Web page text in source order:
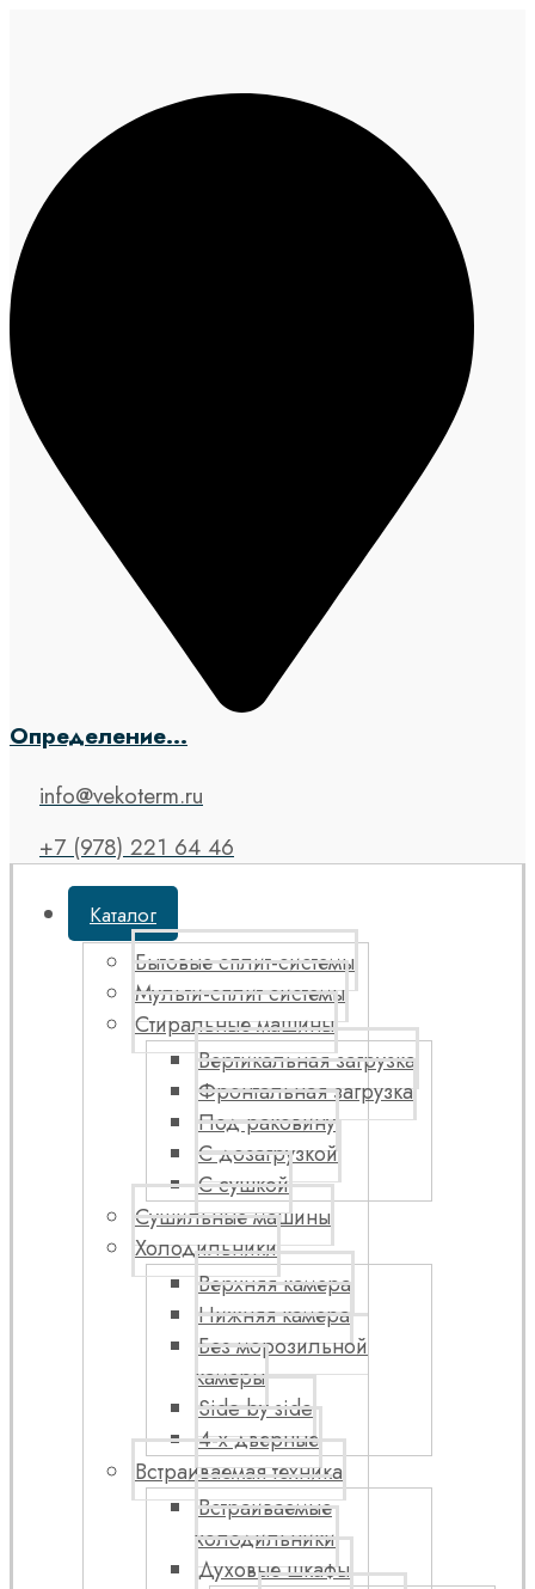
Определение...
info@vekoterm.ru
+7 (978) 221 64 46
Каталог
Бытовые сплит-системы
Мульти-сплит системы
Стиральные машины
Вертикальная загрузка
Фронтальная загрузка
Под раковину
С дозагрузкой
С сушкой
Сушильные машины
Холодильники
Верхняя камера
Нижняя камера
Без морозильной
камеры
Side by side
4-х дверные
Встраиваемая техника
Встраиваемые
холодильники
Духовые шкафы